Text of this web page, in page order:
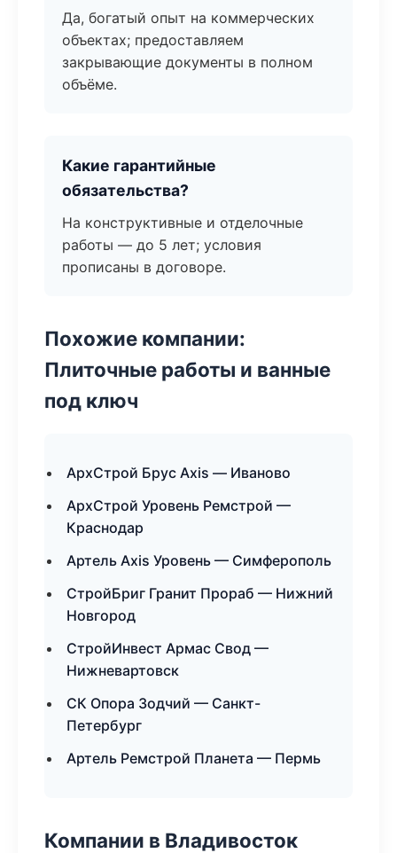
Да, богатый опыт на коммерческих
объектах; предоставляем
закрывающие документы в полном
объёме.
Какие гарантийные
обязательства?
На конструктивные и отделочные
работы — до 5 лет; условия
прописаны в договоре.
Похожие компании:
Плиточные работы и ванные
под ключ
АрхСтрой Брус Axis — Иваново
АрхСтрой Уровень Ремстрой —
Краснодар
Артель Axis Уровень — Симферополь
СтройБриг Гранит Прораб — Нижний
Новгород
СтройИнвест Армас Свод —
Нижневартовск
СК Опора Зодчий — Санкт-
Петербург
Артель Ремстрой Планета — Пермь
Компании в Владивосток